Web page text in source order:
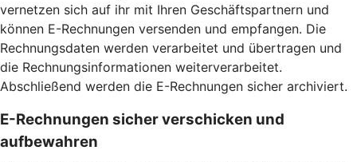
vernetzen sich auf ihr mit Ihren Geschäftspartnern und
können E-Rechnungen versenden und empfangen. Die
Rechnungsdaten werden verarbeitet und übertragen und
die Rechnungsinformationen weiterverarbeitet.
Abschließend werden die E-Rechnungen sicher archiviert.
E-Rechnungen sicher verschicken und
aufbewahren